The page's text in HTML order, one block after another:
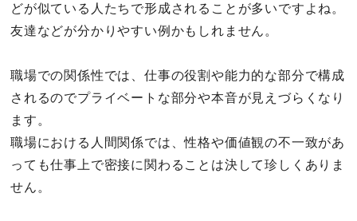
どが似ている人たちで形成されることが多いですよね。
友達などが分かりやすい例かもしれません。
職場での関係性では、仕事の役割や能力的な部分で構成
されるのでプライベートな部分や本音が見えづらくなり
ます。
職場における人間関係では、性格や価値観の不一致があ
っても仕事上で密接に関わることは決して珍しくありま
せん。